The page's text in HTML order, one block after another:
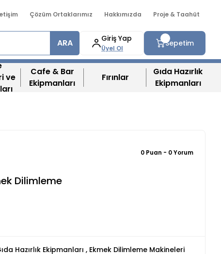
Çözüm Ortaklarımız Hakkımızda Proje & Taahüt
ARA Giriş Yap
Üyel Ol
Sepetim
ve
Cafe & Bar
Ekipmanları
Fırınlar
Gıda Hazırlık
Ekipmanları
Dilimleme
0 Puan - 0 Yorum
Hazırlık Ekipmanları , Ekmek Dilimleme Makineleri